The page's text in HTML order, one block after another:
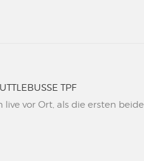
TPF
vor Ort, als die ersten